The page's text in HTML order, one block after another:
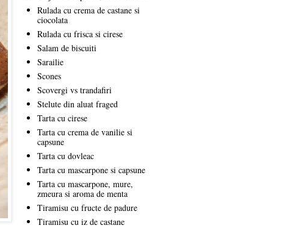
Rulada cu crema de castane si
ciocolata
Rulada cu frisca si cirese
Salam de biscuiti
Sarailie
Scones
Scovergi vs trandafiri
Stelute din aluat fraged
Tarta cu cirese
Tarta cu crema de vanilie si
capsune
Tarta cu dovleac
Tarta cu mascarpone si capsune
Tarta cu mascarpone, mure,
zmeura si aroma de menta
Tiramisu cu fructe de padure
Tiramisu cu iz de castane